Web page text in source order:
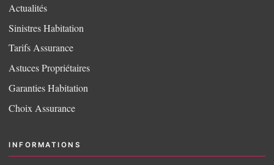
Actualités
Sinistres Habitation
Tarifs Assurance
Astuces Propriétaires
Garanties Habitation
Choix Assurance
INFORMATIONS